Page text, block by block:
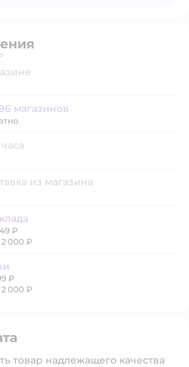
доставки.
магазинов
из магазина
₽
000 ₽
₽
000 ₽
товар надлежащего качества